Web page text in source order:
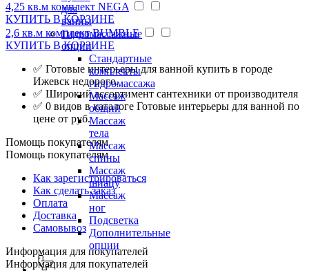
для
ванны
Гидромассажные
опции
Стандартные
комплекты
гидромассажа
Массаж
общий
Массаж
тела
Массаж
спины
Массаж
шиацу
Массаж
ног
Подсветка
Дополнительные
опции
4,25 кв.м комплект NEGA
КУПИТЬ В КОРЗИНЕ
2,6 кв.м комплект BUMBLE
КУПИТЬ В КОРЗИНЕ
✅ Готовые интерьеры для ванной купить в городе
Ижевск недорого.
✅ Широкий ассортимент сантехники от производителя
✅ 0 видов в каталоге Готовые интерьеры для ванной по
цене от руб.
Помощь покупателям
Помощь покупателям
Как зарегистрироваться
Как сделать заказ
Оплата
Доставка
Самовывоз
Информация для покупателей
Информация для покупателей